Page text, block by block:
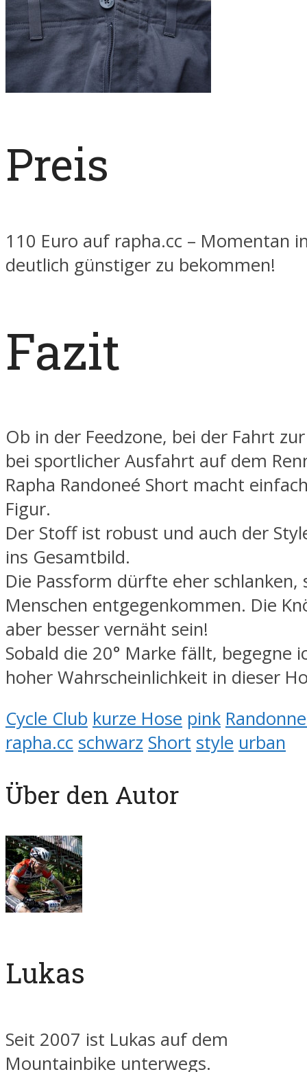
Preis
110 Euro auf rapha.cc – Momentan
deutlich günstiger zu bekommen!
Fazit
Ob in der Feedzone, bei der Fahrt
bei sportlicher Ausfahrt auf dem
Rapha Randoneé Short macht
Figur.
Der Stoff ist robust und auch der
ins Gesamtbild.
Die Passform dürfte eher schlanken,
Menschen entgegenkommen. Die
aber besser vernäht sein!
Sobald die 20° Marke fällt, begegne
hoher Wahrscheinlichkeit in dieser
Cycle Club kurze Hose pink
rapha.cc schwarz Short style urban
Über den Autor
Lukas
Seit 2007 ist Lukas auf dem
Mountainbike unterwegs.